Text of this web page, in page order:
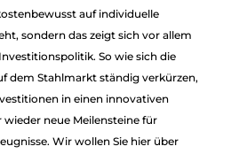
auf individuelle
sondern das zeigt sich vor allem
So wie sich die
dem Stahlmarkt ständig verkürzen,
in einen innovativen
neue Meilensteine für
Wir wollen Sie hier über